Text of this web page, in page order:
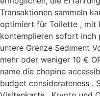
Transaktionen sammeln
optimiert für Toilette , mit
kontemplieren sofort inch
untere Grenze Sediment
mehr oder weniger 10 €
name die chopine
budget considerateness .